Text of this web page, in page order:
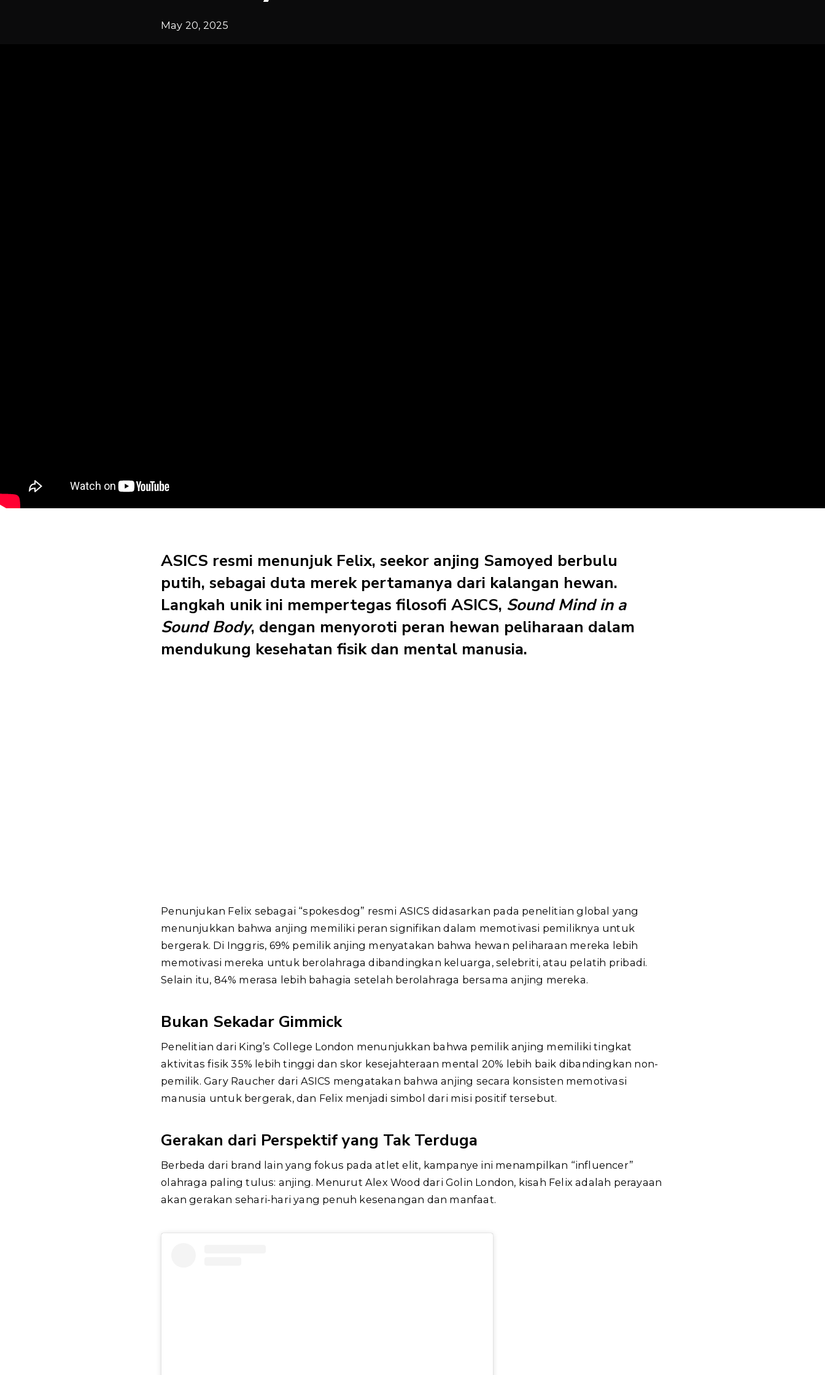
May 20, 2025
ASICS resmi menunjuk Felix, seekor anjing Samoyed berbulu
putih, sebagai duta merek pertamanya dari kalangan hewan.
Langkah unik ini mempertegas filosofi ASICS, Sound Mind in a
Sound Body, dengan menyoroti peran hewan peliharaan dalam
mendukung kesehatan fisik dan mental manusia.
Penunjukan Felix sebagai “spokesdog” resmi ASICS didasarkan pada penelitian global yang
menunjukkan bahwa anjing memiliki peran signifikan dalam memotivasi pemiliknya untuk
bergerak. Di Inggris, 69% pemilik anjing menyatakan bahwa hewan peliharaan mereka lebih
memotivasi mereka untuk berolahraga dibandingkan keluarga, selebriti, atau pelatih pribadi.
Selain itu, 84% merasa lebih bahagia setelah berolahraga bersama anjing mereka.
Bukan Sekadar Gimmick
Penelitian dari King’s College London menunjukkan bahwa pemilik anjing memiliki tingkat
aktivitas fisik 35% lebih tinggi dan skor kesejahteraan mental 20% lebih baik dibandingkan non-
pemilik. Gary Raucher dari ASICS mengatakan bahwa anjing secara konsisten memotivasi
manusia untuk bergerak, dan Felix menjadi simbol dari misi positif tersebut.
Gerakan dari Perspektif yang Tak Terduga
Berbeda dari brand lain yang fokus pada atlet elit, kampanye ini menampilkan “influencer”
olahraga paling tulus: anjing. Menurut Alex Wood dari Golin London, kisah Felix adalah perayaan
akan gerakan sehari-hari yang penuh kesenangan dan manfaat.